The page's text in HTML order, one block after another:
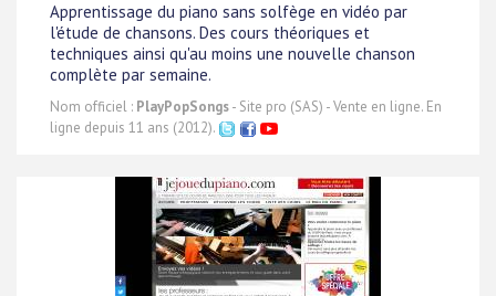
Apprentissage du piano sans solfège en vidéo par
l'étude de chansons. Des cours théoriques et
techniques ainsi qu'au moins une nouvelle chanson
complète par semaine.
Nom officiel : PlayPopSongs- Site pro (SAS) - Vente en ligne. En
ligne depuis 11 ans (2012).